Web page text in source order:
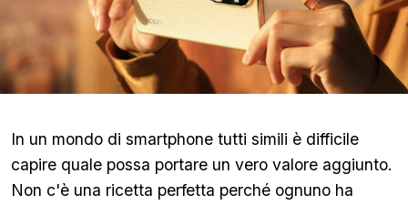
In un mondo di smartphone tutti simili è difficile
capire quale possa portare un vero valore aggiunto.
Non c'è una ricetta perfetta perché ognuno ha